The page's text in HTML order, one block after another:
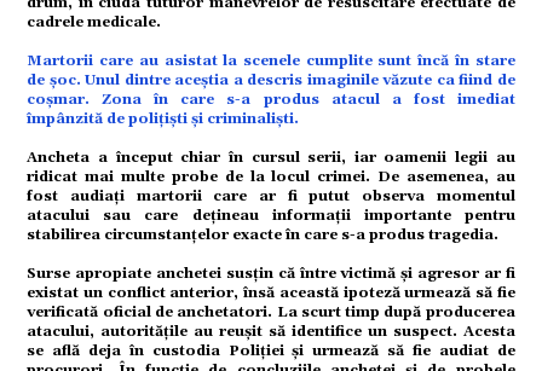
cadrele medicale.
Martorii care au asistat la scenele cumplite sunt încă în stare
de șoc. Unul dintre aceștia a descris imaginile văzute ca fiind de
coșmar. Zona în care s-a produs atacul a fost imediat
împânzită de polițiști și criminaliști.
Ancheta a început chiar în cursul serii, iar oamenii legii au
ridicat mai multe probe de la locul crimei. De asemenea, au
fost audiați martorii care ar fi putut observa momentul
atacului sau care dețineau informații importante pentru
stabilirea circumstanțelor exacte în care s-a produs tragedia.
Surse apropiate anchetei susțin că între victimă și agresor ar fi
existat un conflict anterior, însă această ipoteză urmează să fie
verificată oficial de anchetatori. La scurt timp după producerea
atacului, autoritățile au reușit să identifice un suspect. Acesta
se află deja în custodia Poliției și urmează să fie audiat de